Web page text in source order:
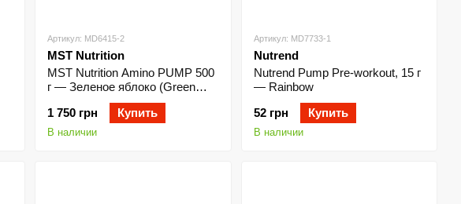
Артикул: MD6415-2
MST Nutrition
MST Nutrition Amino PUMP 500
г — Зеленое яблоко (Green
1 750 грн
Купить
В наличии
Артикул: MD7733-1
Nutrend
Nutrend Pump Pre-workout, 15 г
— Rainbow
52 грн
Купить
В наличии